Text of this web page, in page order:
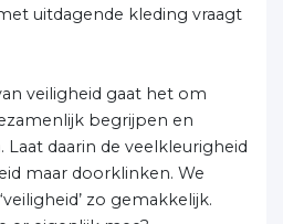
uitdagende kleding vraagt
veiligheid gaat het om
begrijpen en
daarin de veelkleurigheid
maar doorklinken. We
zo gemakkelijk.